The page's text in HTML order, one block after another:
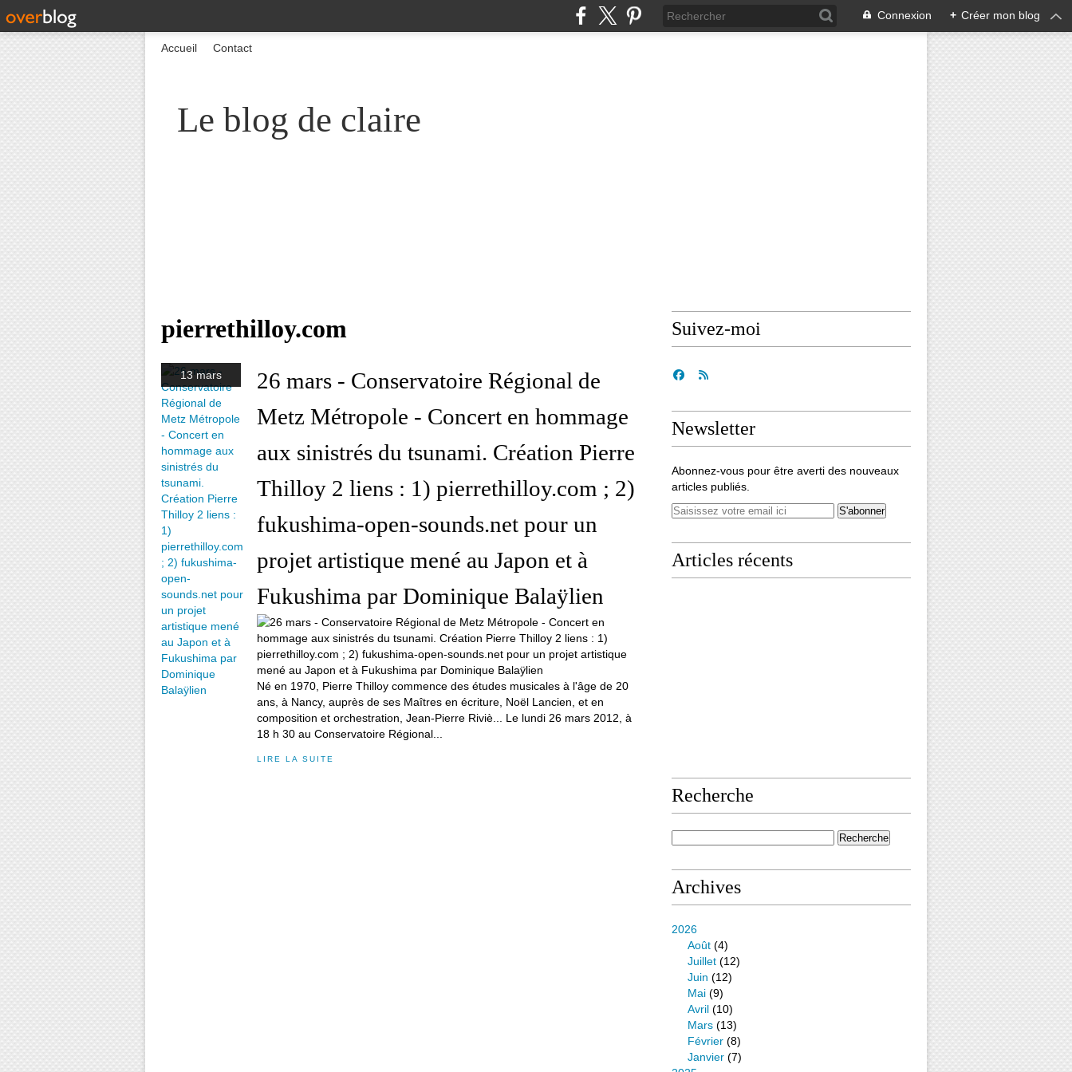
Connexion + Créer mon blog
Le blog de claire
Accueil Contact
pierrethilloy.com
13 mars
26 mars - Conservatoire Régional de
Metz Métropole - Concert en hommage
aux sinistrés du tsunami. Création Pierre
Thilloy 2 liens : 1) pierrethilloy.com ; 2)
fukushima-open-sounds.net pour un
projet artistique mené au Japon et à
Fukushima par Dominique Balaÿlien
Né en 1970, Pierre Thilloy commence des études musicales à l'âge de 20
ans, à Nancy, auprès de ses Maîtres en écriture, Noël Lancien, et en
composition et orchestration, Jean-Pierre Riviè... Le lundi 26 mars 2012, à
18 h 30 au Conservatoire Régional...
LIRE LA SUITE
Suivez-moi
Newsletter
Abonnez-vous pour être averti des nouveaux
articles publiés.
Articles récents
Recherche
Archives
2026
Août (4)
Juillet (12)
Juin (12)
Mai (9)
Avril (10)
Mars (13)
Février (8)
Janvier (7)